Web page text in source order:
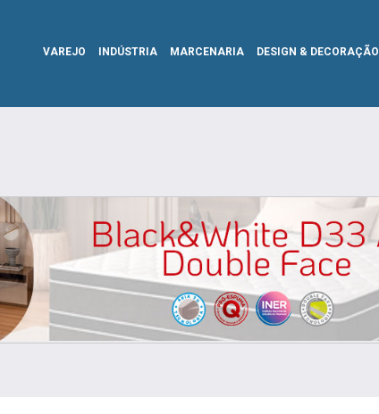
VAREJO INDÚSTRIA MARCENARIA DESIGN & DECORAÇÃO